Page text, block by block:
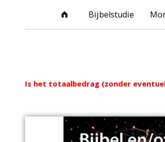
Bijbelstudie
Webshop
Is het totaalbedrag (zonder